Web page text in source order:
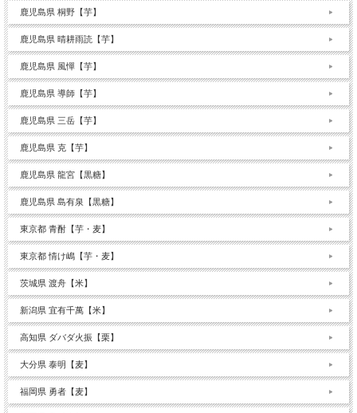
鹿児島県 桐野【芋】
鹿児島県 晴耕雨読【芋】
鹿児島県 風憚【芋】
鹿児島県 導師【芋】
鹿児島県 三岳【芋】
鹿児島県 克【芋】
鹿児島県 龍宮【黒糖】
鹿児島県 島有泉【黒糖】
東京都 青酎【芋・麦】
東京都 情け嶋【芋・麦】
茨城県 渡舟【米】
新潟県 宜有千萬【米】
高知県 ダバダ火振【栗】
大分県 泰明【麦】
福岡県 勇者【麦】